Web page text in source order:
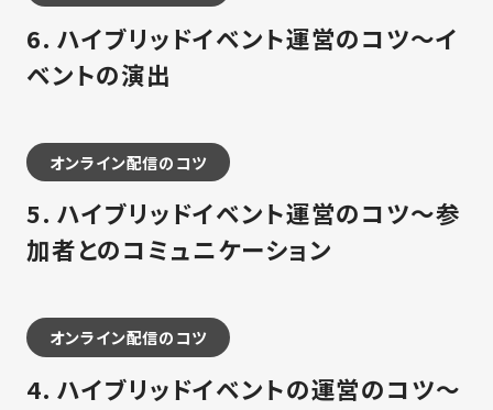
6. ハイブリッドイベント運営のコツ～イ
ベントの演出
オンライン配信のコツ
5. ハイブリッドイベント運営のコツ～参
加者とのコミュニケーション
オンライン配信のコツ
4. ハイブリッドイベントの運営のコツ～